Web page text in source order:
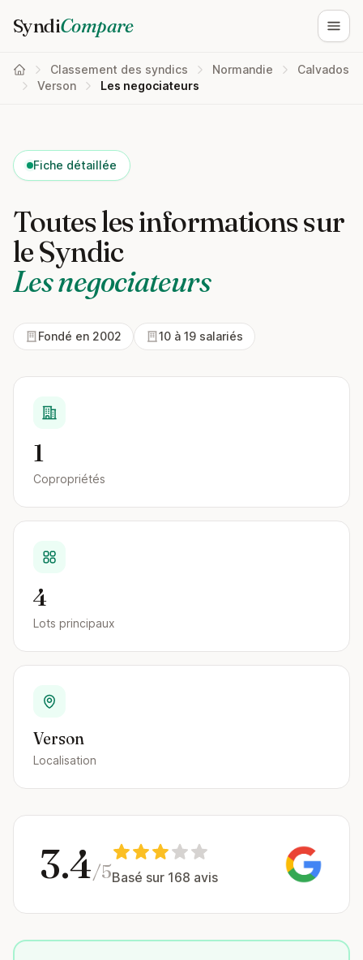
SyndiCompare
Classement des syndics Normandie
Calvados
Verson
Les negociateurs
Fiche détaillée
Toutes les informations sur
le Syndic
Les negociateurs
Fondé en 2002 10 à 19 salariés
1
Copropriétés
4
Lots principaux
Verson
Localisation
3.4/5Basé sur 168 avis